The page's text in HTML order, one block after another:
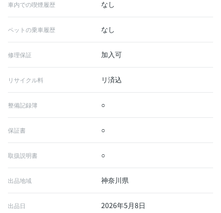
車内での喫煙履歴 なし
ペットの乗車履歴 なし
修理保証 加入可
リサイクル料 リ済込
整備記録簿 ○
保証書 ○
取扱説明書 ○
出品地域 神奈川県
出品日 2026年5月8日